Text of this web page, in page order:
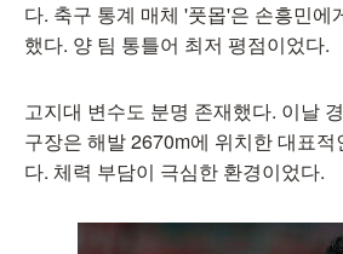
다. 축구 통계 매체 '풋몹'은 손흥민에
했다. 양 팀 통틀어 최저 평점이었다.
고지대 변수도 분명 존재했다. 이날
구장은 해발 2670m에 위치한 대표적
다. 체력 부담이 극심한 환경이었다.